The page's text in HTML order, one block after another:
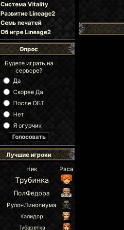
Система Vitality
Развитие Lineage2
Семь печатей
Об игре Lineage2
Опрос
Будете играть на
сервере?
Да
Скорее Да
После ОБТ
Нет
Я огурчик
Лучшие игроки
Ник Раса
Трубинка
ПолФедора
РулонЛинолиума
Калидор
Тубаретка